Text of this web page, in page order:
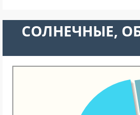
CОЛНЕЧНЫЕ,